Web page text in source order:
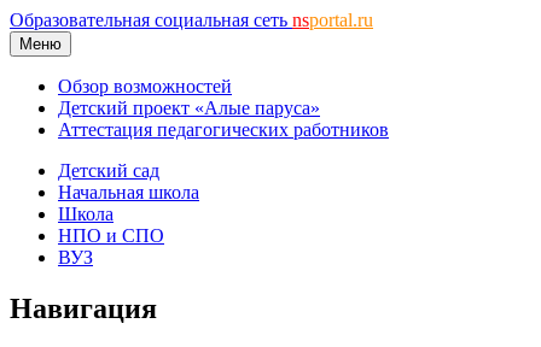
Образовательная социальная сеть nsportal.ru
Меню
Обзор возможностей
Детский проект «Алые паруса»
Аттестация педагогических работников
Детский сад
Начальная школа
Школа
НПО и СПО
ВУЗ
Навигация